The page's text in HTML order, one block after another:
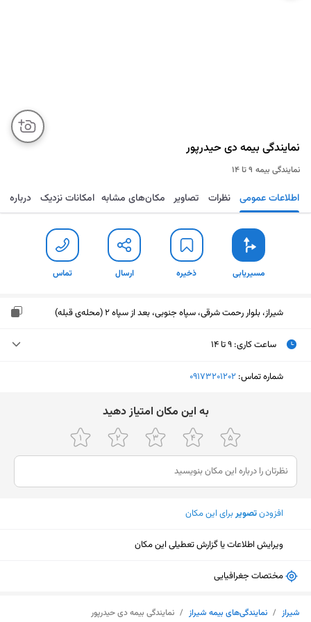
نمایندگی بیمه دی حیدرپور
نمایندگی بیمه ۹ تا ۱۴
مسیریابی ذخیره ارسال تماس اطلاعات عمومی نظرات تصاویر مکان‌های مشابه امکانات نزدیک درباره
مسیریابی ذخیره ارسال تماس
شیراز، بلوار رحمت شرقی، سپاه جنوبی، بعد از سپاه 2 (محله‌ی قبله)
ساعت کاری: ۹ تا ۱۴
دوشنبه (امروز)
پنجشنبه
۹ تا ۱۴
جمعه
تعطیل
شنبه
یکشنبه
شماره تماس: ‎09173201202
ﺑﻪ اﯾﻦ ﻣﮑﺎن اﻣﺘﯿﺎز دﻫﯿﺪ
افزودنتصویربرای این مکان
ویرایش اطلاعات یا گزارش تعطیلی این مکان
مختصات جغرافیایی
شیراز / نمایندگی‌های بیمه شیراز / نمایندگی بیمه دی حیدرپور